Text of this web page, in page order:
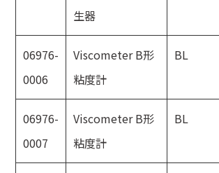
生器
06976-
0006
Viscometer B形
粘度計
BL
06976-
0007
Viscometer B形
粘度計
BL